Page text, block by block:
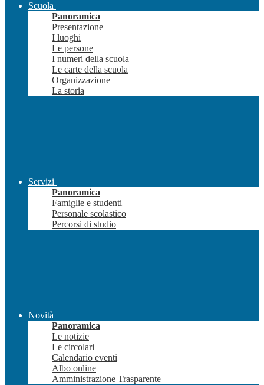
Scuola
Panoramica
Presentazione
I luoghi
Le persone
I numeri della scuola
Le carte della scuola
Organizzazione
La storia
Servizi
Panoramica
Famiglie e studenti
Personale scolastico
Percorsi di studio
Novità
Panoramica
Le notizie
Le circolari
Calendario eventi
Albo online
Amministrazione Trasparente